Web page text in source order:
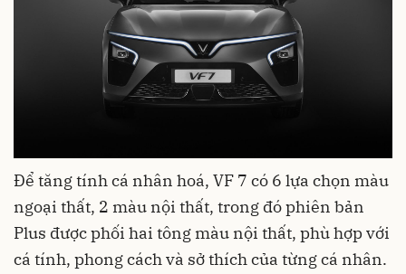
Để tăng tính cá nhân hoá, VF 7 có 6 lựa chọn màu
ngoại thất, 2 màu nội thất, trong đó phiên bản
Plus được phối hai tông màu nội thất, phù hợp với
cá tính, phong cách và sở thích của từng cá nhân.